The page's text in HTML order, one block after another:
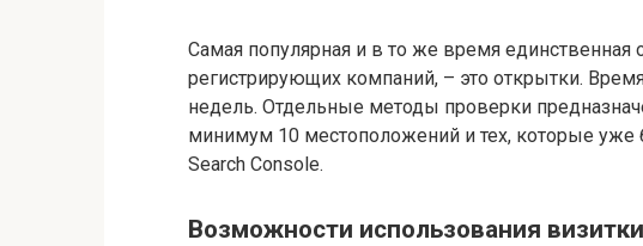
Самая популярная и в то же время единственная
регистрирующих компаний, – это открытки.
недель. Отдельные методы проверки
минимум 10 местоположений и тех, которые
Search Console.
Возможности использования визитки